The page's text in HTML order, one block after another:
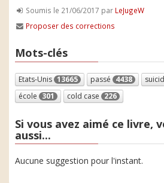
Soumis le 21/06/2017 par LeJugeW
Proposer des corrections
Mots-clés
Etats-Unis 13665 passé 4438
école 301 cold case 226
Si vous avez aimé ce livre,
aussi...
Aucune suggestion pour l'instant.